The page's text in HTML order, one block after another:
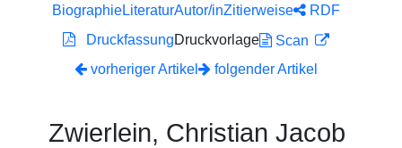
BiographieLiteraturAutor/inZitierweise
RDF
DruckfassungDruckvorlage
Scan
vorheriger Artikel
folgender Artikel
Zwierlein, Christian Jacob